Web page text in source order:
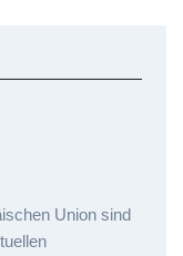
Union sind